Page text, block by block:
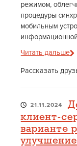
режимом,
процедуры
мобильным
Читать дальше
Рассказать
21.11.2024
клиент-
варианте